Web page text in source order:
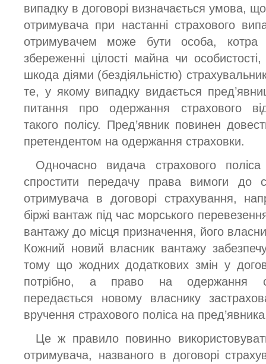
випадку в договорі визначається умова,
отримувача при настанні страхового
отримувачем може бути особа, котра
збереженні цілості майна чи
шкода діями (бездіяльністю)
те, у якому випадку видається
питання про одержання страхового
такого полісу. Пред’явник повинен
претендентом на одержання страховки.
Одночасно видача страхового
спростити передачу права вимоги до
отримувача в договорі страхування,
біржі вантаж під час морського
вантажу до місця призначення, його
Кожний новий власник вантажу
тому що жодних додаткових змін у
потрібно, а право на одержання
передається новому власнику
вручення страхового поліса на
Це ж правило повинно
отримувача, названого в договорі